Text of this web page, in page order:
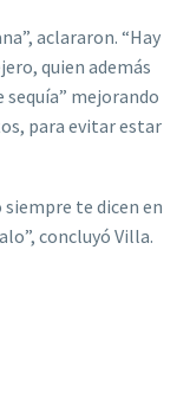
aclararon. “Hay
quien además
mejorando
para evitar estar
siempre te dicen en
concluyó Villa.